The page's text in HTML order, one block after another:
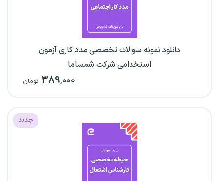
دانلود نمونه سوالات تخصصی مدد کاری آزمون
استخدامی شرکت شمساما
۳۸۹,۰۰۰ تومان
جدید